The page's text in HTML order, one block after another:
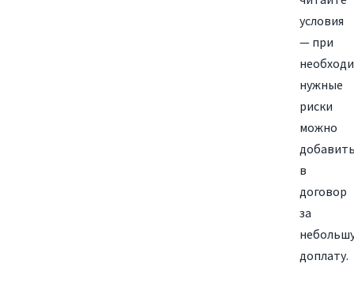
условия
— при
нужные
риски
можно
в
договор
за
доплату.